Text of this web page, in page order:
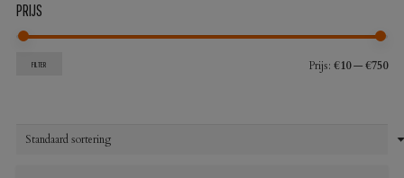
PRIJS
FILTER Prijs: €10—€750